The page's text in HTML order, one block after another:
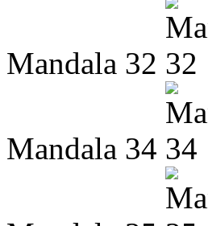
Mandala 32
Mandala 34